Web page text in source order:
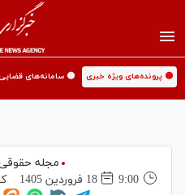
🟡 پرونده‌های ویژه خبری 🟡 سامانه‌های
مجله
9:00
18 فروردين 1405